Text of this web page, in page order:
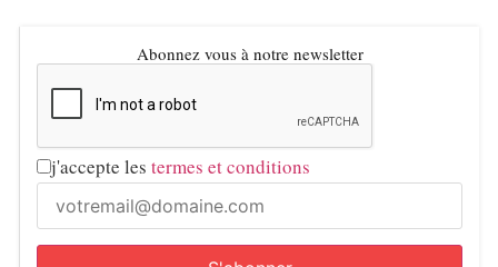
Abonnez vous à notre newsletter
j'accepte les termes et conditions